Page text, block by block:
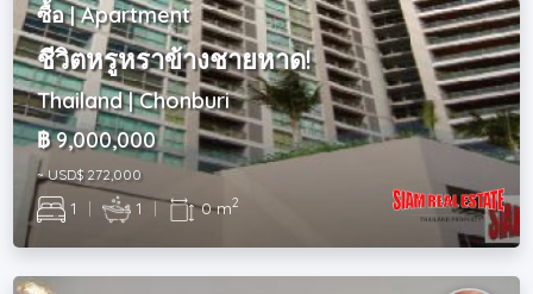
ซื้อ | Apartment
ชีวิตหรูหราข้างชายหาด!
Thailand | Chonburi
฿ 9,000,000
~ USD$ 272,000
1 | 1 | 0 m2